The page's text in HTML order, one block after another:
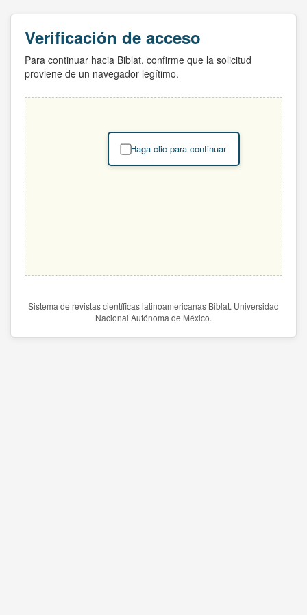
Verificación de acceso
Para continuar hacia Biblat, confirme que la solicitud
proviene de un navegador legítimo.
Haga clic para continuar
Sistema de revistas científicas latinoamericanas Biblat. Universidad
Nacional Autónoma de México.